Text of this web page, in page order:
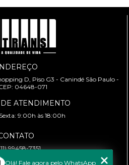
D, Piso G3 - Canindé São Paulo -
04648-071
ATENDIMENTO
9:00h às 18:00h
99458-7351
Olá! Fale agora pelo WhatsApp